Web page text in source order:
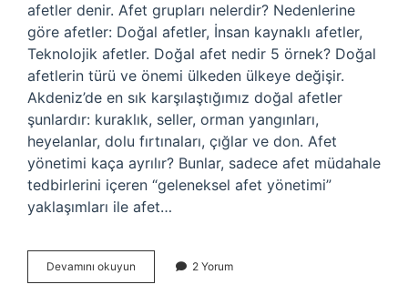
afetler denir. Afet grupları nelerdir? Nedenlerine
göre afetler: Doğal afetler, İnsan kaynaklı afetler,
Teknolojik afetler. Doğal afet nedir 5 örnek? Doğal
afetlerin türü ve önemi ülkeden ülkeye değişir.
Akdeniz’de en sık karşılaştığımız doğal afetler
şunlardır: kuraklık, seller, orman yangınları,
heyelanlar, dolu fırtınaları, çığlar ve don. Afet
yönetimi kaça ayrılır? Bunlar, sadece afet müdahale
tedbirlerini içeren “geleneksel afet yönetimi”
yaklaşımları ile afet…
Devamını okuyun
Çeşitleri
2 Yorum